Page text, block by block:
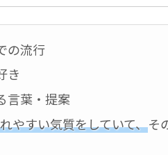
の流行
き
言葉・提案
やすい気質をしていて、そ